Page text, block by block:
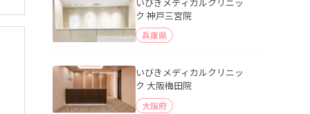
ク 神戸三宮院
兵庫県
いびきメディカルクリニッ
ク 大阪梅田院
大阪府